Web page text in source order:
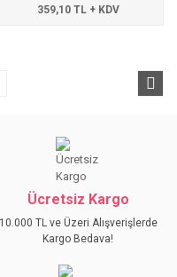
359,10 TL + KDV
Ücretsiz Kargo
10.000 TL ve Üzeri Alışverişlerde
Kargo Bedava!